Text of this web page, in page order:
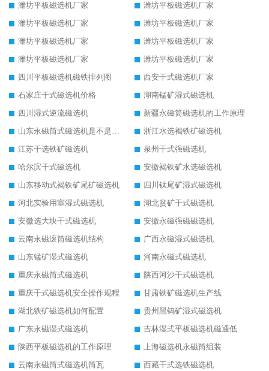
潍坊平板磁选机厂家
潍坊平板磁选机厂家
潍坊平板磁选机厂家
潍坊平板磁选机厂家
潍坊平板磁选机厂家
潍坊平板磁选机厂家
潍坊平板磁选机厂家
潍坊平板磁选机厂家
四川平板磁选机磁铁排列图
西安干式磁选机厂家
石家庄干式磁选机价格
湖南锰矿湿式磁选机
四川湿式逆流磁选机
新疆永磁筒磁选机的工作原理
山东永磁筒式磁选机是不是强磁
浙江水选褐铁矿磁选机
江苏干选铁矿磁选机
泉州干式强磁选机
哈尔滨干式磁选机
安徽褐铁矿水选磁选机
山东移动式褐铁矿尾矿磁选机
四川钛尾矿湿式磁选机
河北实验用室湿式磁选机
湖北贫矿干式磁选机
安徽选大块干式磁选机
安徽永磁强磁磁选机
云南永磁滚筒磁选机结构
广西永磁湿式磁选机
山东锰矿湿式磁选机
河南永磁式磁选机
重庆永磁筒式磁选机
陕西河沙干式磁选机
重庆干式磁选机安全操作规程
甘肃铁矿磁选机生产线
湖北铁矿磁选机如何配置
贵州黑钨矿湿式磁选机
广东永磁湿式磁选机
吉林湿式平板磁选机磁通低
陕西平板磁选机的工作原理
上海磁选机永磁筒组装
云南永磁筒式磁选机筒瓦
西藏干式选铁磁选机